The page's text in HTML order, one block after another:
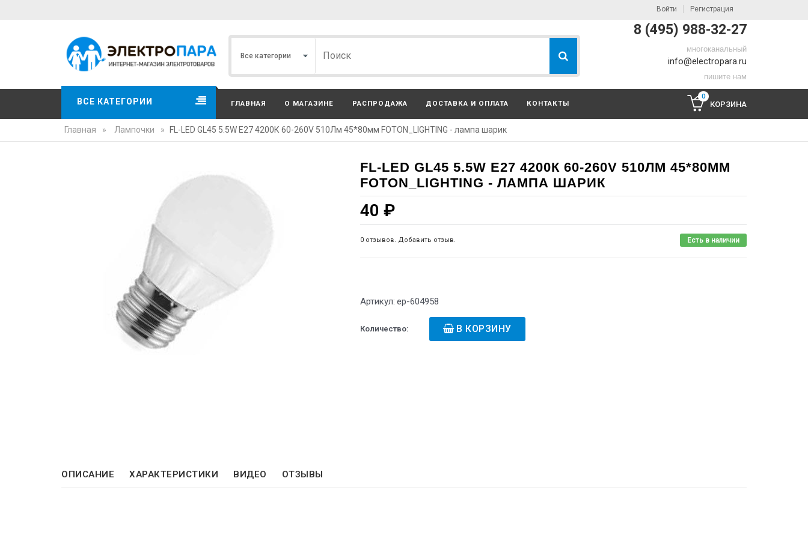
Войти Регистрация
8 (495) 988-32-27
многоканальный
info@electropara.ru
пишите нам
ВСЕ КАТЕГОРИИ ГЛАВНАЯ О МАГАЗИНЕ РАСПРОДАЖА ДОСТАВКА И ОПЛАТА КОНТАКТЫ
0
КОРЗИНА
Главная » Лампочки » FL-LED GL45 5.5W E27 4200К 60-260V 510Лм 45*80мм FOTON_LIGHTING - лампа шарик
FL-LED GL45 5.5W E27 4200К 60-260V 510ЛМ 45*80ММ
FOTON_LIGHTING - ЛАМПА ШАРИК
40 ₽
0 отзывов. Добавить отзыв. Есть в наличии
Артикул: ep-604958
Количество: В КОРЗИНУ
ОПИСАНИЕ ХАРАКТЕРИСТИКИ ВИДЕО ОТЗЫВЫ